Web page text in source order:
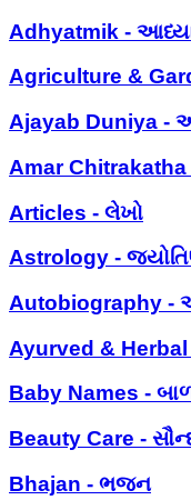
Adhyatmik -
Agriculture &
Ajayab Duniya -
Amar
Articles - લેખો
Astrology -
Autobiography -
Ayurved &
Baby Names -
Beauty Care -
Bhajan - ભજન